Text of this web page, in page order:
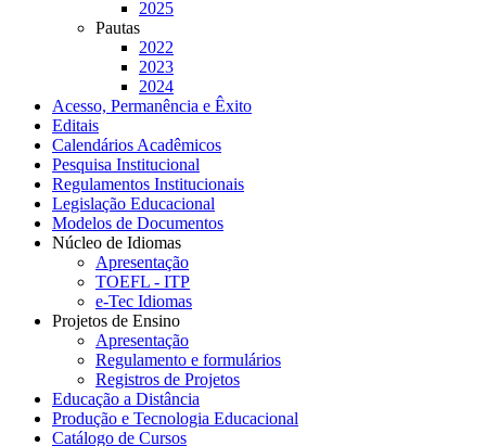
2025
Pautas
2022
2023
2024
Acesso, Permanência e Êxito
Editais
Calendários Acadêmicos
Pesquisa Institucional
Regulamentos Institucionais
Legislação Educacional
Modelos de Documentos
Núcleo de Idiomas
Apresentação
TOEFL - ITP
e-Tec Idiomas
Projetos de Ensino
Apresentação
Regulamento e formulários
Registros de Projetos
Educação a Distância
Produção e Tecnologia Educacional
Catálogo de Cursos